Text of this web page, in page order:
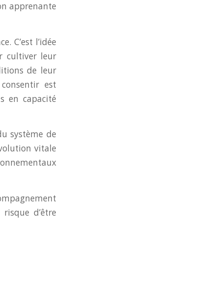
apprenante
C’est l’idée
cultiver leur
de leur
est
en capacité
système de
vitale
d’être